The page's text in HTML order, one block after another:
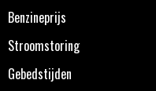
Benzineprijs
Stroomstoring
Gebedstijden